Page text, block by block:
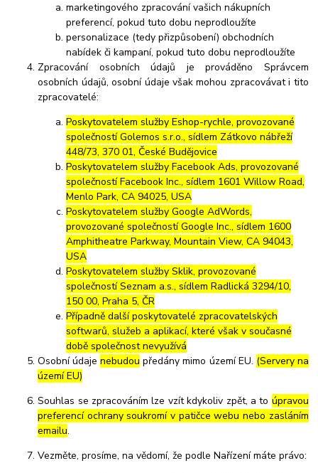
marketingového zpracování vašich nákupních
preferencí, pokud tuto dobu neprodloužíte
personalizace (tedy přizpůsobení) obchodních
nabídek či kampaní, pokud tuto dobu neprodloužíte
Zpracování osobních údajů je prováděno Správcem
osobních údajů, osobní údaje však mohou zpracovávat i tito
zpracovatelé:
Poskytovatelem služby Eshop-rychle, provozované
společností Golemos s.r.o., sídlem Zátkovo nábřeží
448/73, 370 01, České Budějovice
Poskytovatelem služby Facebook Ads, provozované
společností Facebook Inc., sídlem 1601 Willow Road,
Menlo Park, CA 94025, USA
Poskytovatelem služby Google AdWords,
provozované společností Google Inc., sídlem 1600
Amphitheatre Parkway, Mountain View, CA 94043,
USA
Poskytovatelem služby Sklik, provozované
společností Seznam a.s., sídlem Radlická 3294/10,
150 00, Praha 5, ČR
Případně další poskytovatelé zpracovatelských
softwarů, služeb a aplikací, které však v současné
době společnost nevyužívá
Osobní údajenebudou předány mimo území EU. (Servery na
území EU)
Souhlas se zpracováním lze vzít kdykoliv zpět, a to úpravou
preferencí ochrany soukromí v patičce webu nebo zasláním
emailu.
Vezměte, prosíme, na vědomí, že podle Nařízení máte právo: